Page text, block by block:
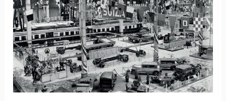
pas
més
per
al
Museu
del